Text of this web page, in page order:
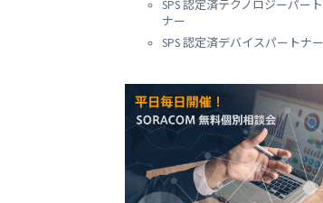
動作確認済みモジュール一覧ソラコムのパートナーになる
パートナープログラム
おすすめの IoT デバイス
ビーコン対応 GPS トラ
おてがる可視化デバイス
LTE-M Button for
クラウド接続 IoT ボタン
LTE-M Button Plus
接点端子付き IoT ボタン
SPS 認定済テクノロジーパート
ナー
SPS 認定済デバイスパートナー